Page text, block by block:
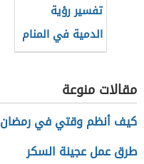
تفسير رؤية
الدمية في المنام
مقالات منوعة
كيف أنظم وقتي في رمضان
طرق عمل عجينة السكر